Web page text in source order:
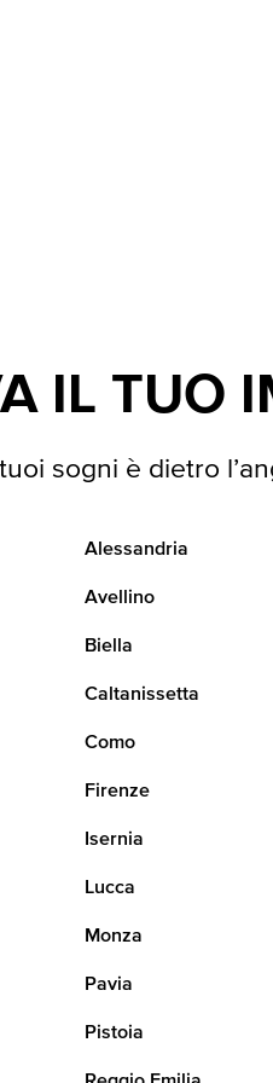
IL TUO
sogni è dietro
Alessandria
Avellino
Biella
Caltanissetta
Como
Firenze
Isernia
Lucca
Monza
Pavia
Pistoia